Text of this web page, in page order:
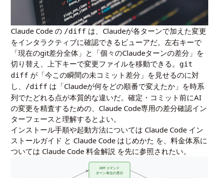
Claude Code の /diff は、Claudeが各ターンで加えた変更
をインタラクティブに確認できるビューアだ。左右キーで
「現在のgit差分全体」と「個々のClaudeターンの差分」を
切り替え、上下キーで変更ファイルを移動できる。 git
diff が「今この瞬間の未コミット差分」を見せるのに対
し、 /diff は「Claudeが何をどの順番で変えたか」を時系
列でたどれる点が本質的な違いだ。確定・コミット前にAI
の変更を精査するための、Claude Code専用の差分確認イン
ターフェースと理解するとよい。
インストール手順や起動方法については Claude Code イン
ストールガイド と Claude Code はじめかた を、料金体系に
ついては Claude Code 料金解説 を先に参照されたい。
/diff コマンド
ターン単位の差分